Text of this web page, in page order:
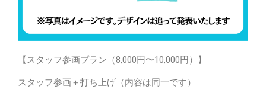
【スタッフ参画プラン（8,000円〜10,000円）】
スタッフ参画＋打ち上げ（内容は同一です）